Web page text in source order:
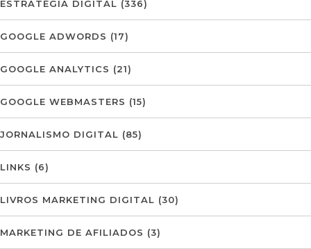
ESTRATÉGIA DIGITAL (336)
GOOGLE ADWORDS (17)
GOOGLE ANALYTICS (21)
GOOGLE WEBMASTERS (15)
JORNALISMO DIGITAL (85)
LINKS (6)
LIVROS MARKETING DIGITAL (30)
MARKETING DE AFILIADOS (3)